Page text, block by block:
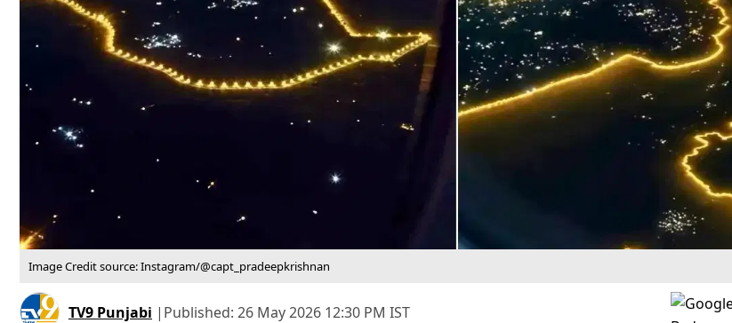
Image Credit source: Instagram/@capt_pradeepkrishnan
TV9 Punjabi | Published: 26 May 2026 12:30 PM IST